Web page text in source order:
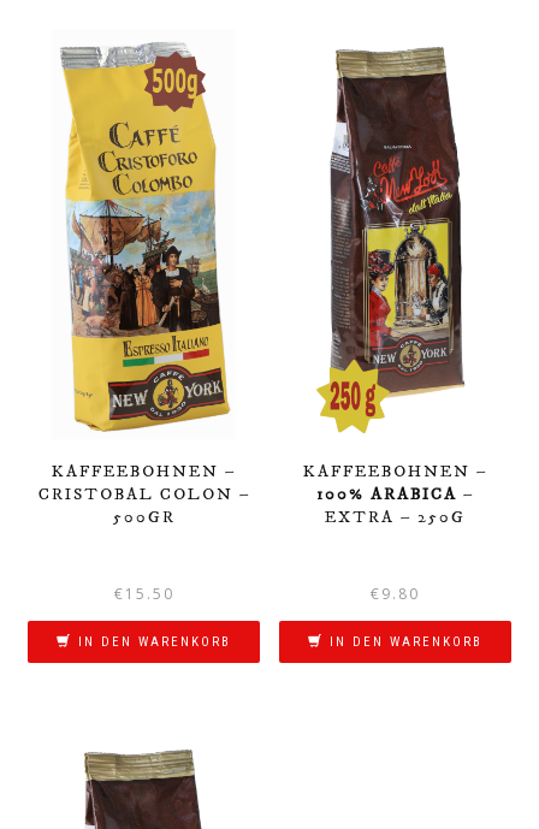
KAFFEEBOHNEN –
CRISTOBAL COLON –
500GR
€15.50
IN DEN WARENKORB
KAFFEEBOHNEN –
100% ARABICA –
EXTRA – 250G
€9.80
IN DEN WARENKORB